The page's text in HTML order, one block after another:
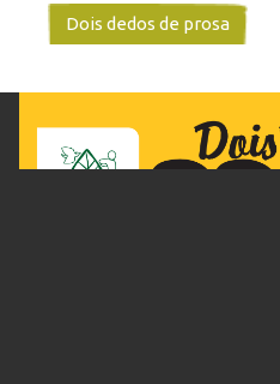
Dois dedos de prosa